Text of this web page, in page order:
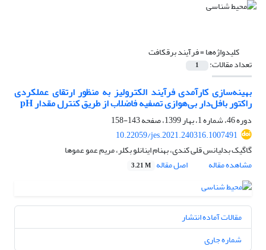
کلیدواژه‌ها =فرآیند برقکافت
تعداد مقالات: 1
بهینه‌سازی کارآمدی فرآیند الکترولیز به منظور ارتقای عملکردی
راکتور بافل‌دار بی‌هوازی تصفیه فاضلاب از طریق کنترل مقدار pH
دوره 46، شماره 1، بهار 1399، صفحه
143-158
10.22059/jes.2021.240316.1007491
گاگیک بدلیانس قلی کندی، بهنام اینانلو بکلر، مریم عمو عموها
مشاهده مقاله
اصل مقاله 3.21 M
مقالات آماده انتشار
شماره جاری